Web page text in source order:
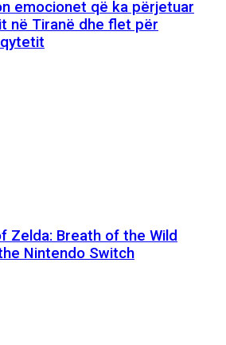
emocionet që ka përjetuar
në Tiranë dhe flet për
Zelda: Breath of the Wild
Nintendo Switch